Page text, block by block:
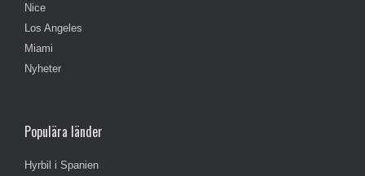
Nice
Los Angeles
Miami
Nyheter
Populära länder
Hyrbil i Spanien